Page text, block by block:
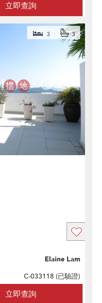
立即查詢
3 3
立即查詢
Elaine Lam
C-033118 (已驗證)